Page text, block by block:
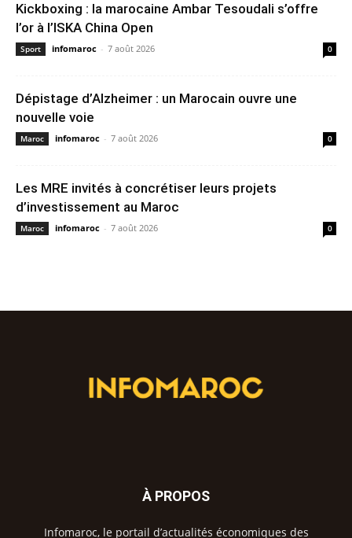
Kickboxing : la marocaine Ambar Tesoudali s’offre
l’or à l’ISKA China Open
Sport infomaroc - 7 août 2026 0
Dépistage d’Alzheimer : un Marocain ouvre une
nouvelle voie
Maroc infomaroc - 7 août 2026 0
Les MRE invités à concrétiser leurs projets
d’investissement au Maroc
Maroc infomaroc - 7 août 2026 0
À PROPOS
Infomaroc, le portail d’actualités économiques des